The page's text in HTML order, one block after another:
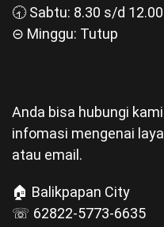
🕣 Sabtu: 8.30 s/d 12.00
⊝ Minggu: Tutup
Anda bisa hubungi
infomasi mengenai
atau email.
🏠 Balikpapan City
☏ 62822-5773-6635